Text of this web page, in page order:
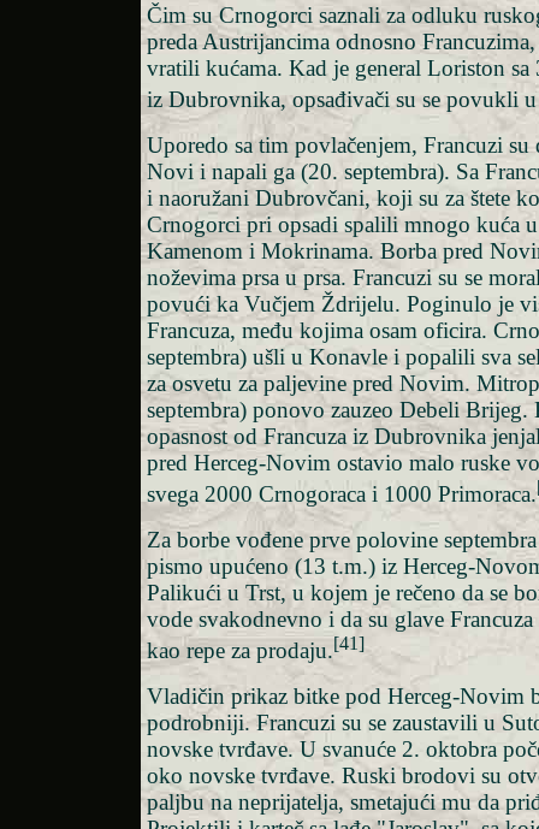
Čim su Crnogorci saznali za odluku
preda Austrijancima odnosno
vratili kućama. Kad je general Loriston
iz Dubrovnika, opsađivači su se povukli
Uporedo sa tim povlačenjem, Francuzi su
Novi i napali ga (20. septembra). Sa
i naoružani Dubrovčani, koji su za štete
Crnogorci pri opsadi spalili mnogo kuća
Kamenom i Mokrinama. Borba pred
noževima prsa u prsa. Francuzi su se
povući ka Vučjem Ždrijelu. Poginulo je
Francuza, među kojima osam oficira.
septembra) ušli u Konavle i popalili sva
za osvetu za paljevine pred Novim.
septembra) ponovo zauzeo Debeli Brijeg.
opasnost od Francuza iz Dubrovnika
pred Herceg-Novim ostavio malo ruske
svega 2000 Crnogoraca i 1000 Primoraca.
Za borbe vođene prve polovine
pismo upućeno (13 t.m.) iz Herceg-
Palikući u Trst, u kojem je rečeno da se
vode svakodnevno i da su glave
kao repe za prodaju.[41]
Vladičin prikaz bitke pod Herceg-Novim
podrobniji. Francuzi su se zaustavili u
novske tvrđave. U svanuće 2. oktobra
oko novske tvrđave. Ruski brodovi su
paljbu na neprijatelja, smetajući mu da